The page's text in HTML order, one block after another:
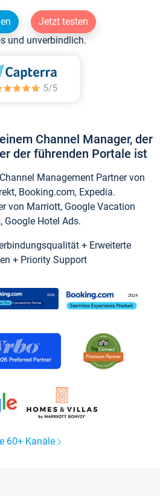
Jetzt testen
und unverbindlich.
Channel Manager, der
der führenden Portale ist
Management Partner von
Booking.com, Expedia.
von Marriott, Google Vacation
Google Hotel Ads.
+ Erweiterte
+ Priority Support
60+ Kanäle